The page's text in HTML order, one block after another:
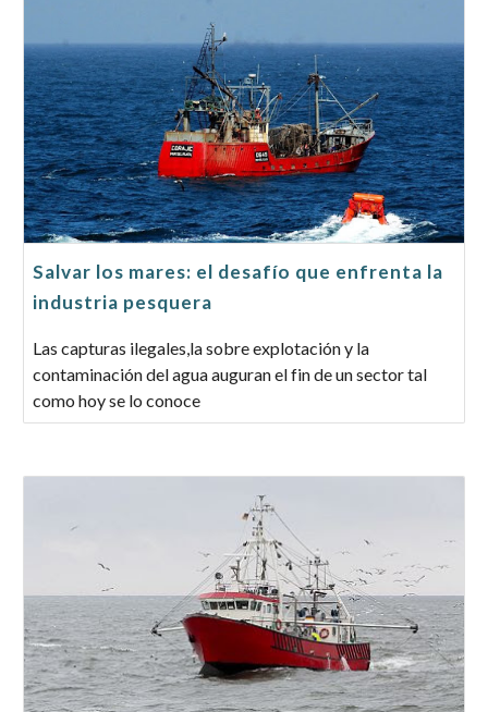
Salvar los mares: el desafío que enfrenta la
industria pesquera
Las capturas ilegales,la sobre explotación y la
contaminación del agua auguran el fin de un sector tal
como hoy se lo conoce